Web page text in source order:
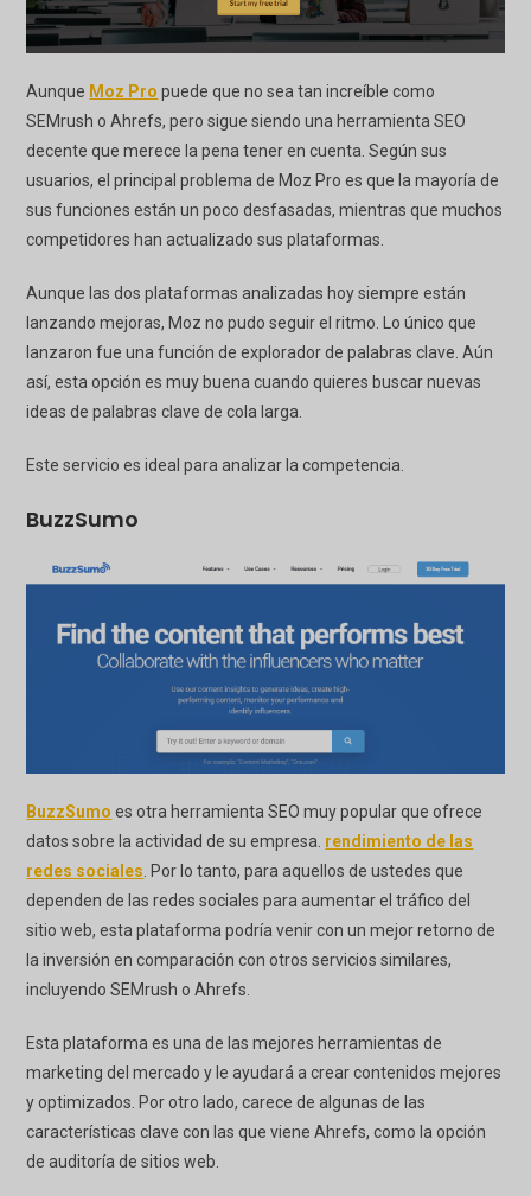
Aunque Moz Pro puede que no sea tan increíble como
SEMrush o Ahrefs, pero sigue siendo una herramienta SEO
decente que merece la pena tener en cuenta. Según sus
usuarios, el principal problema de Moz Pro es que la mayoría de
sus funciones están un poco desfasadas, mientras que muchos
competidores han actualizado sus plataformas.
Aunque las dos plataformas analizadas hoy siempre están
lanzando mejoras, Moz no pudo seguir el ritmo. Lo único que
lanzaron fue una función de explorador de palabras clave. Aún
así, esta opción es muy buena cuando quieres buscar nuevas
ideas de palabras clave de cola larga.
Este servicio es ideal para analizar la competencia.
BuzzSumo
BuzzSumo es otra herramienta SEO muy popular que ofrece
datos sobre la actividad de su empresa. rendimiento de las
redes sociales. Por lo tanto, para aquellos de ustedes que
dependen de las redes sociales para aumentar el tráfico del
sitio web, esta plataforma podría venir con un mejor retorno de
la inversión en comparación con otros servicios similares,
incluyendo SEMrush o Ahrefs.
Esta plataforma es una de las mejores herramientas de
marketing del mercado y le ayudará a crear contenidos mejores
y optimizados. Por otro lado, carece de algunas de las
características clave con las que viene Ahrefs, como la opción
de auditoría de sitios web.